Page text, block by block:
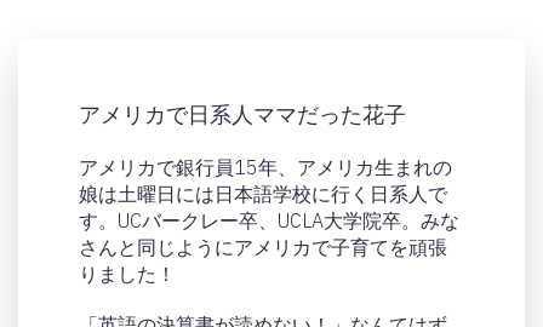
アメリカで日系人ママだった花子
アメリカで銀行員15年、アメリカ生まれの
娘は土曜日には日本語学校に行く日系人で
す。UCバークレー卒、UCLA大学院卒。みな
さんと同じようにアメリカで子育てを頑張
りました！